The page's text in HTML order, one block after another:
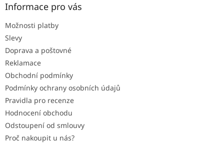
Informace pro vás
Možnosti platby
Slevy
Doprava a poštovné
Reklamace
Obchodní podmínky
Podmínky ochrany osobních údajů
Pravidla pro recenze
Hodnocení obchodu
Odstoupení od smlouvy
Proč nakoupit u nás?